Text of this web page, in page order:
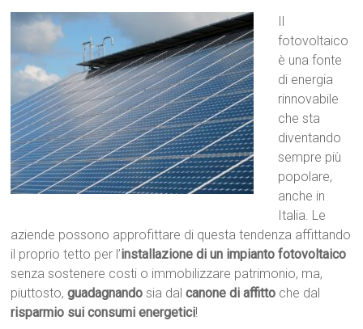
fotovoltaico
è una fonte
di energia
rinnovabile
che sta
diventando
sempre più
popolare,
anche in
Italia. Le
aziende possono approfittare di questa tendenza affittando
il proprio tetto per l’installazione di un impianto fotovoltaico
senza sostenere costi o immobilizzare patrimonio, ma,
piuttosto,guadagnando sia dalcanone di affitto che dal
risparmio sui consumi energetici!